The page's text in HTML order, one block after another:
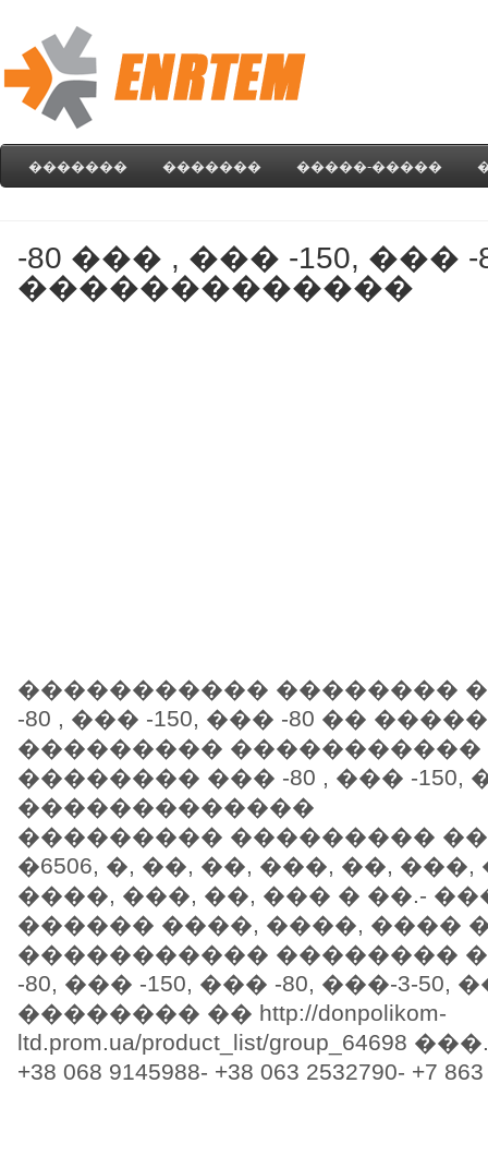
������� ������� �����-�����
-80 ��� , ��� -150, ��� -
�������������
����������� ��������
-80 , ��� -150, ��� -80 ��
���������
�������� ��� -80 , ��� -150,
�������������
��������� ���������
�6506, �, ��, ��, ���, ��,
����, ���, ��, ��� � ��.-
������ ����, ����, ���� �
����������� ��������
-80, ��� -150, ��� -80, ���-3-50,
�������� �� http://donpolikom-
ltd.prom.ua/product_list/group_64698
+38 068 9145988- +38 063 2532790- +7